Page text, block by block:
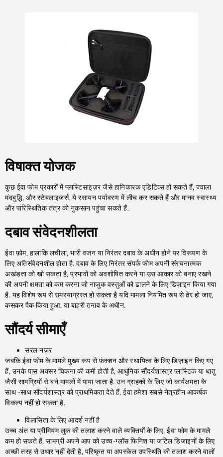
विषाक्त योजक
कुछ ईवा फोम प्रकारों में प्लास्टिसाइज़र जैसे हानिकारक एडिटिव्स हो सकते हैं, ज्वाला
मंदबुद्धि, और स्टेबलाइजर्स. ये रसायन पर्यावरण में लीच कर सकते हैं और मानव स्वास्थ्य
और पारिस्थितिक तंत्र को नुकसान पहुंचा सकते हैं.
दबाव संवेदनशीलता
ईवा फ़ोम, हालांकि लचीला, भारी वजन या निरंतर दबाव के अधीन होने पर विरूपण के
लिए अतिसंवेदनशील होता है. दबाव के लिए निरंतर संपर्क फोम अपनी संरचनात्मक
अखंडता को खो सकता है, प्रभावों को अवशोषित करने या उस आकार को बनाए रखने
की अपनी क्षमता को कम करना जो नाजुक वस्तुओं को ढालने के लिए डिज़ाइन किया गया
है. यह विशेष रूप से समस्याग्रस्त हो सकता है यदि मामला नियमित रूप से ढेर हो जाए,
कसकर पैक किया हुआ, या बाहरी तनाव के अधीन.
सौंदर्य सीमाएँ
सरल नज़र
जबकि ईवा फोम के मामले मुख्य रूप से फ़ंक्शन और स्थायित्व के लिए डिज़ाइन किए गए
हैं, उनके पास अक्सर चिकना की कमी होती है, आधुनिक सौंदर्यशास्त्र प्लास्टिक या धातु
जैसी सामग्रियों से बने मामलों में पाया जाता है. उन ग्राहकों के लिए जो कार्यक्षमता के
साथ -साथ सौंदर्यशास्त्र को प्राथमिकता देते हैं, ईवा हमेशा सबसे नेत्रहीन आकर्षक
विकल्प नहीं हो सकता है.
विलासिता के लिए आदर्श नहीं है
उच्च अंत या प्रीमियम लुक की तलाश करने वाले व्यक्तियों के लिए, ईवा फोम के मामले
कम हो सकते हैं. सामग्री अपने आप को उच्च-ग्लॉस फिनिश या जटिल डिजाइनों के लिए
अच्छी तरह से उधार नहीं देती है, परिष्कृत या अपस्केल उपस्थिति की तलाश करने वालों